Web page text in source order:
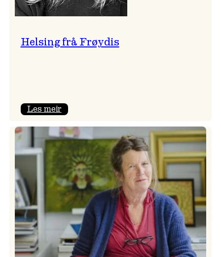
Helsing frå Frøydis
Les meir:
frå
Frøydis